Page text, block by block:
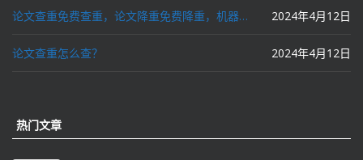
论文查重免费查重，论文降重免费降重，机器降重，人工降重，降低AIGC写作率，ai写论文，都要选论文狗和paperdog以及文思慧达！ 2024年4月12日
论文查重怎么查？ 2024年4月12日
热门文章